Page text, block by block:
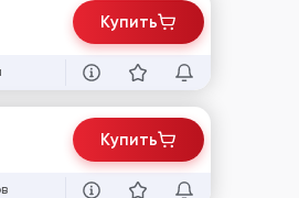
Купить
Купить